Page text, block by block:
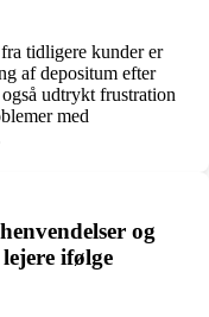
tidligere kunder er
af depositum efter
udtrykt frustration
med
og
ifølge